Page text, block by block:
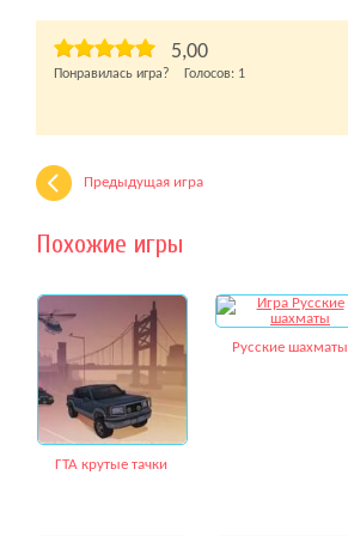
5,00
Понравилась игра? Голосов: 1
Предыдущая игра
Похожие игры
ГТА крутые тачки
Русские шахматы